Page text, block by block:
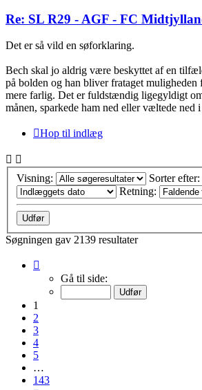
Re: SL R29 - AGF - FC
Det er så vild en søforklaring.
Bech skal jo aldrig være beskyttet af en
på bolden og han bliver frataget muligheden
mere farlig. Det er fuldstændig ligegyldigt
månen, sparkede ham ned eller væltede ned
Hop til indlæg
Visning:
Sorter efter:
Retning:
Søgningen gav 2139 resultater
Gå til side:
1
2
3
4
5
…
143